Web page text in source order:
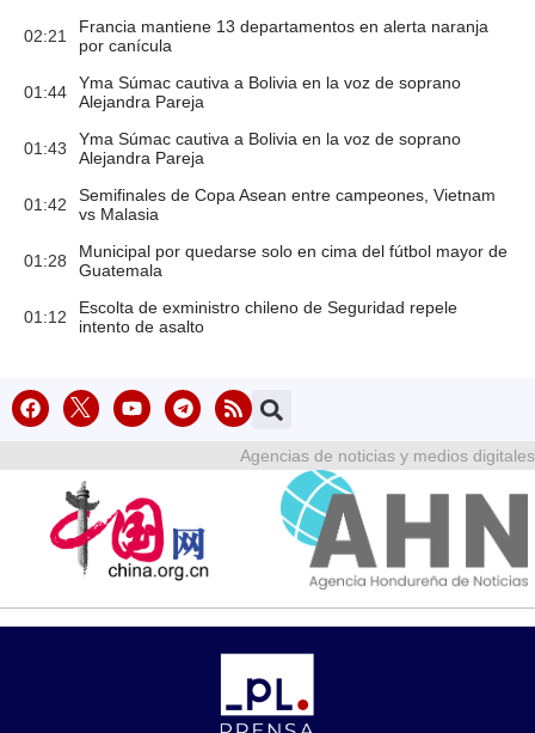
02:21
Francia mantiene 13 departamentos en alerta naranja
por canícula
01:44
Yma Súmac cautiva a Bolivia en la voz de soprano
Alejandra Pareja
01:43
Yma Súmac cautiva a Bolivia en la voz de soprano
Alejandra Pareja
01:42
Semifinales de Copa Asean entre campeones, Vietnam
vs Malasia
01:28
Municipal por quedarse solo en cima del fútbol mayor de
Guatemala
01:12
Escolta de exministro chileno de Seguridad repele
intento de asalto
Agencias de noticias y medios digitales